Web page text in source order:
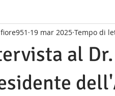
al
fiore951 19 mar 2025 Tempo di